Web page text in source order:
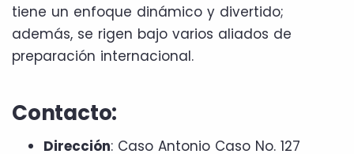
tiene un enfoque dinámico y divertido;
además, se rigen bajo varios aliados de
preparación internacional.
Contacto:
Dirección: Caso Antonio Caso No. 127